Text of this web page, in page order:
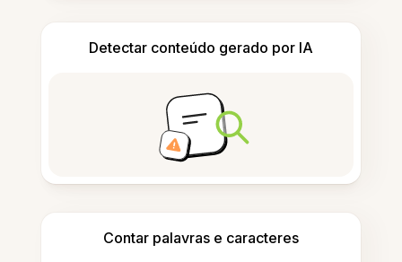
Detectar conteúdo gerado por IA
Contar palavras e caracteres